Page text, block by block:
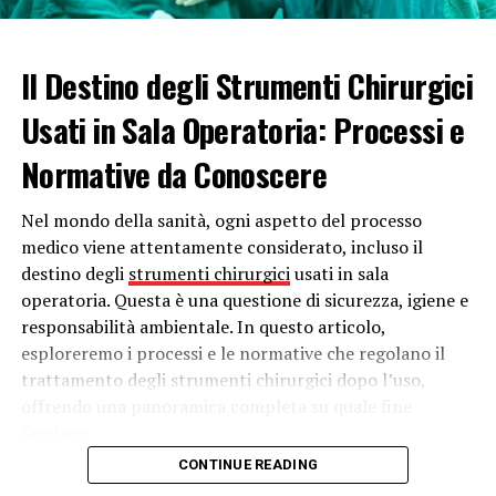
riducendo il flusso di sangue al cuore e causando un
4. Embolia: Un embolo, un coagulo di sangue o una
massa di tessuto grumoso, può viaggiare attraverso il
flusso sanguigno e bloccare una delle arterie coronarie,
causando un infarto.
5. Patologie Cardiache Congenite: Alcune persone
possono essere più suscettibili agli infarti a causa di
difetti cardiaci congeniti che influenzano il flusso
sanguigno al cuore.
Oltre alle cause immediate degli infarti, diversi fattori di
Il Destino degli Strumenti Chirurgici
Usati in Sala Operatoria: Processi e
Normative da Conoscere
Nel mondo della sanità, ogni aspetto del processo
medico viene attentamente considerato, incluso il
destino degli strumenti chirurgiciusati in sala
operatoria. Questa è una questione di sicurezza, igiene e
responsabilità ambientale. In questo articolo,
esploreremo i processi e le normative che regolano il
trattamento degli strumenti chirurgici dopo l’uso,
L’importanza del Corretto Trattamento
CONTINUE READING